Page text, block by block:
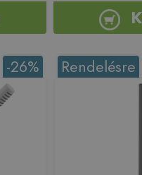
-26% Rendelésre